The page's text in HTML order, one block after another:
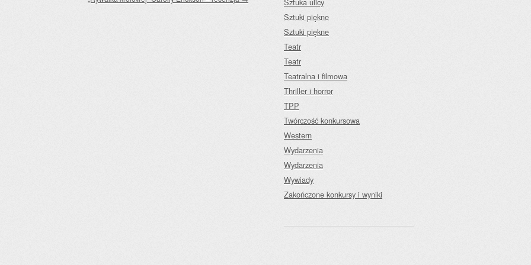
Sztuki piękne
Sztuki piękne
Teatr
Teatr
Teatralna i filmowa
Thriller i horror
TPP
Twórczość konkursowa
Western
Wydarzenia
Wydarzenia
Wywiady
Zakończone konkursy i wyniki